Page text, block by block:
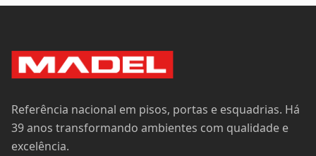
Referência nacional em pisos, portas e esquadrias. Há
39 anos transformando ambientes com qualidade e
excelência.